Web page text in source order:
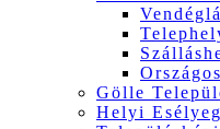
Gölle
Helyi